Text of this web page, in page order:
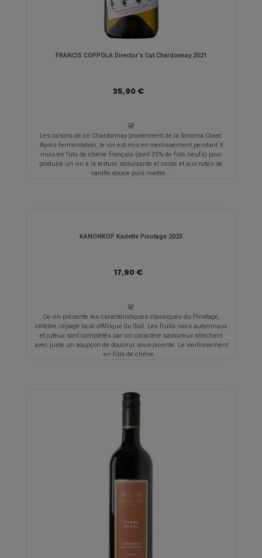
FRANCIS COPPOLA Director's Cut Chardonnay 2021
35,90 €
Les raisins de ce Chardonnay proviennent de la Sonoma Coast.
Après fermentation, le vin est mis en vieillissement pendant 9
mois en fûts de chêne français (dont 35% de fûts neufs) pour
produire un vin à la texture séduisante et ronde et aux notes de
vanille douce puis mettre...
KANONKOP Kadette Pinotage 2023
17,90 €
Ce vin présente les caractéristiques classiques du Pinotage,
célèbre cépage local d’Afrique du Sud. Les fruits noirs automnaux
et juteux sont complétés par un caractère savoureux alléchant
avec juste un soupçon de douceur sous-jacente. Le vieillissement
en fûts de chêne...